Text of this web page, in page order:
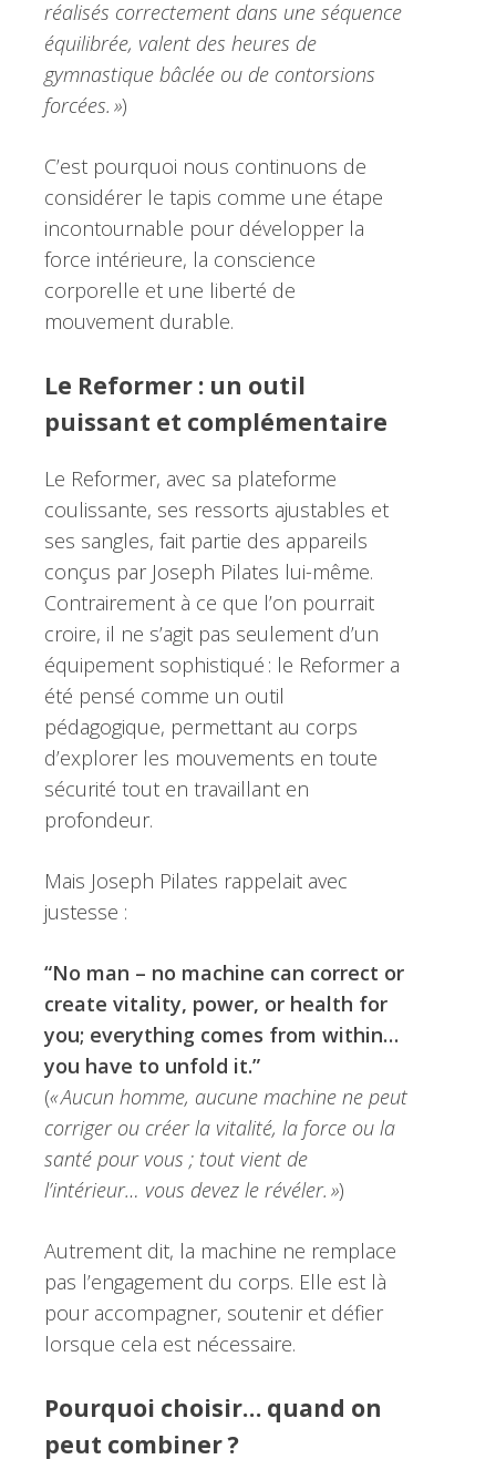
réalisés correctement dans une séquence
équilibrée, valent des heures de
gymnastique bâclée ou de contorsions
forcées. »)
C’est pourquoi nous continuons de
considérer le tapis comme une étape
incontournable pour développer la
force intérieure, la conscience
corporelle et une liberté de
mouvement durable.
Le Reformer : un outil
puissant et complémentaire
Le Reformer, avec sa plateforme
coulissante, ses ressorts ajustables et
ses sangles, fait partie des appareils
conçus par Joseph Pilates lui-même.
Contrairement à ce que l’on pourrait
croire, il ne s’agit pas seulement d’un
équipement sophistiqué : le Reformer a
été pensé comme un outil
pédagogique, permettant au corps
d’explorer les mouvements en toute
sécurité tout en travaillant en
profondeur.
Mais Joseph Pilates rappelait avec
justesse :
“No man – no machine can correct or
create vitality, power, or health for
you; everything comes from within…
you have to unfold it.”
(« Aucun homme, aucune machine ne peut
corriger ou créer la vitalité, la force ou la
santé pour vous ; tout vient de
l’intérieur… vous devez le révéler. »)
Autrement dit, la machine ne remplace
pas l’engagement du corps. Elle est là
pour accompagner, soutenir et défier
lorsque cela est nécessaire.
Pourquoi choisir… quand on
peut combiner ?